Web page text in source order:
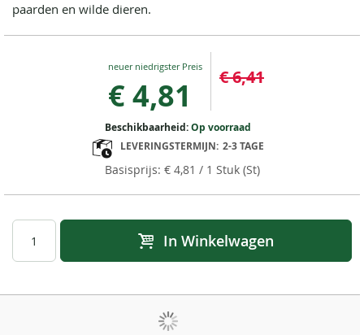
paarden en wilde dieren.
Special
€ 4,81 € 6,41
€ 4,81 / 1 Stuk (St)
Beschikbaarheid:Op voorraad
LEVERINGSTERMIJN: 2-3 TAGE
In Winkelwagen